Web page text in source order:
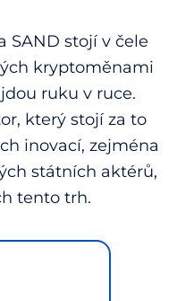
SAND stojí v čele
kryptoměnami
ruku v ruce.
který stojí za to
inovací, zejména
státních aktérů,
tento trh.